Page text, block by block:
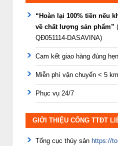
“Hoàn lại 100% tiền nếu
về chất lượng sản phẩm”
QĐ051114-DASAVINA)
Cam kết giao hàng đúng
Miễn phí vận chuyển < 5 km
Phục vụ 24/7
GIỚI THIỆU CỔNG TTĐT
Tổng cục thủy sản https://